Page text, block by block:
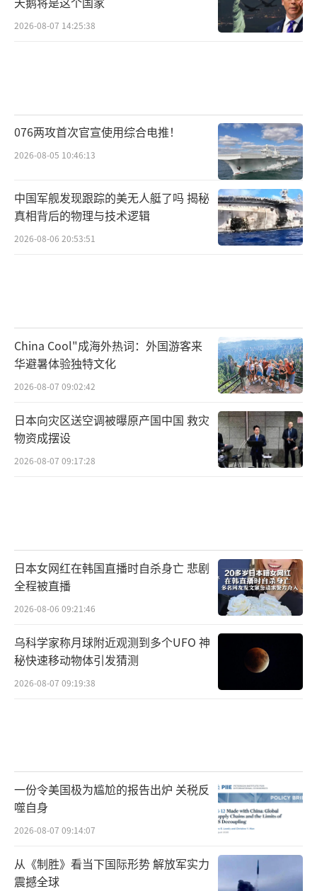
2026-08-07 14:25:38
076两攻首次官宣使用综合电推！
2026-08-05 10:46:13
中国军舰发现跟踪的美无人艇了吗 揭秘
真相背后的物理与技术逻辑
2026-08-06 20:53:51
China Cool"成海外热词：外国游客来
华避暑体验独特文化
2026-08-07 09:02:42
日本向灾区送空调被曝原产国中国 救灾
物资成摆设
2026-08-07 09:17:28
日本女网红在韩国直播时自杀身亡 悲剧
全程被直播
2026-08-06 09:21:46
乌科学家称月球附近观测到多个UFO 神
秘快速移动物体引发猜测
2026-08-07 09:19:38
一份令美国极为尴尬的报告出炉 关税反
噬自身
2026-08-07 09:14:07
从《制胜》看当下国际形势 解放军实力
震撼全球